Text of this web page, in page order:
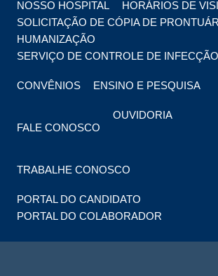
NOSSO HOSPITAL
HORÁRIOS DE
SOLICITAÇÃO DE CÓPIA DE
HUMANIZAÇÃO
SERVIÇO DE CONTROLE DE INFECÇÃO
CONVÊNIOS ENSINO E PESQUISA
FALE CONOSCO
OUVIDORIA
TRABALHE CONOSCO
PORTAL DO CANDIDATO
PORTAL DO COLABORADOR